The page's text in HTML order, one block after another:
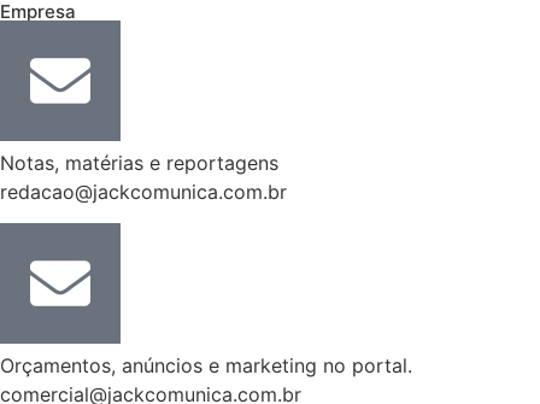
Empresa
Notas, matérias e reportagens
redacao@jackcomunica.com.br
Orçamentos, anúncios e marketing no portal.
comercial@jackcomunica.com.br